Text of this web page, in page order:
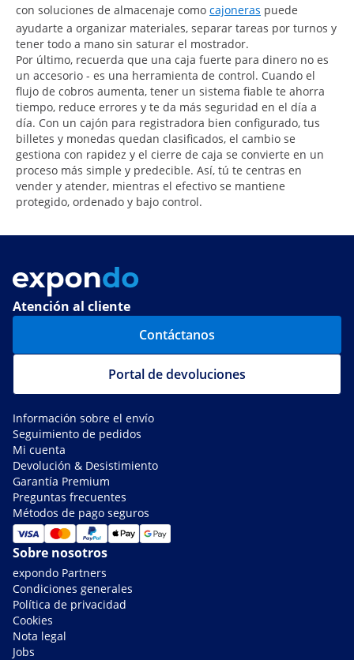
con soluciones de almacenaje como cajoneras puede
ayudarte a organizar materiales, separar tareas por turnos y
tener todo a mano sin saturar el mostrador.
Por último, recuerda que una caja fuerte para dinero no es
un accesorio - es una herramienta de control. Cuando el
flujo de cobros aumenta, tener un sistema fiable te ahorra
tiempo, reduce errores y te da más seguridad en el día a
día. Con un cajón para registradora bien configurado, tus
billetes y monedas quedan clasificados, el cambio se
gestiona con rapidez y el cierre de caja se convierte en un
proceso más simple y predecible. Así, tú te centras en
vender y atender, mientras el efectivo se mantiene
protegido, ordenado y bajo control.
Atención al cliente
Contáctanos
Portal de devoluciones
Información sobre el envío
Seguimiento de pedidos
Mi cuenta
Devolución & Desistimiento
Garantía Premium
Preguntas frecuentes
Métodos de pago seguros
Sobre nosotros
expondo Partners
Condiciones generales
Política de privacidad
Cookies
Nota legal
Jobs